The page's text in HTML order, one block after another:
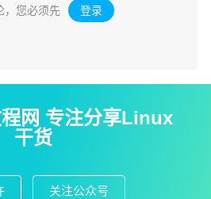
，您必须先 登录 。
网 专注分享Linux
干货
关注公众号